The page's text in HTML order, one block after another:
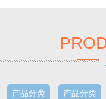
产品分类 产品分类